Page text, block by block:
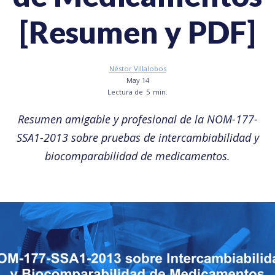
[Resumen y PDF]
Néstor Villalobos
May 14
Lectura de 5 min.
Resumen amigable y profesional de la NOM-177-
SSA1-2013 sobre pruebas de intercambiabilidad y
biocomparabilidad de medicamentos.